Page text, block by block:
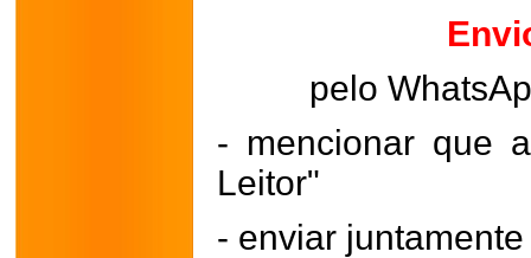
pelo
- mencionar que
Leitor"
- enviar